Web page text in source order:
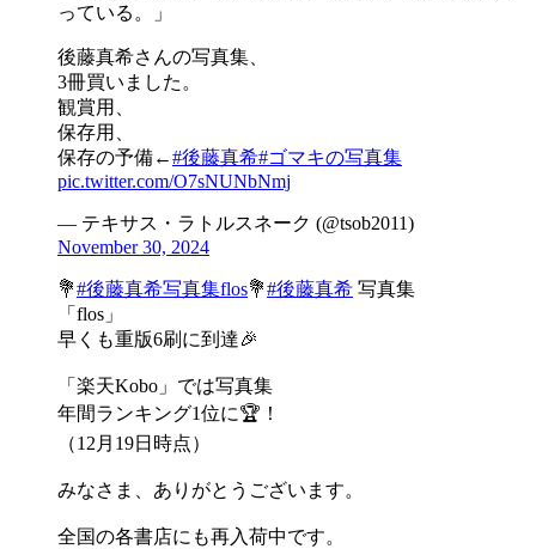
っている。」
後藤真希さんの写真集、
3冊買いました。
観賞用、
保存用、
保存の予備←#後藤真希#ゴマキの写真集
pic.twitter.com/O7sNUNbNmj
— テキサス・ラトルスネーク (@tsob2011)
November 30, 2024
💐#後藤真希写真集flos💐#後藤真希 写真集
「flos」
早くも重版6刷に到達🎉
「楽天Kobo」では写真集
年間ランキング1位に🏆！
（12月19日時点）
みなさま、ありがとうございます。
全国の各書店にも再入荷中です。